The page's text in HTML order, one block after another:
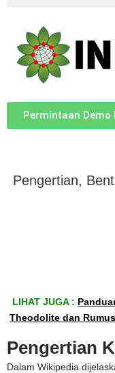
Permintaan Demo
Pengertian,
LIHAT JUGA :
Theodolite dan
Pengertian
Dalam Wikipedia